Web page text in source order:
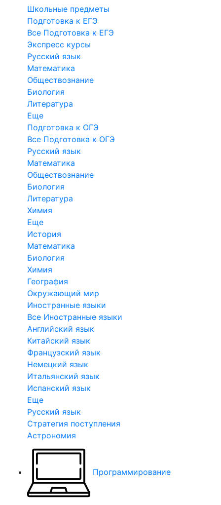
Школьные предметы
Подготовка к ЕГЭ
Все Подготовка к ЕГЭ
Экспресс курсы
Русский язык
Математика
Обществознание
Биология
Литература
Еще
Подготовка к ОГЭ
Все Подготовка к ОГЭ
Русский язык
Математика
Обществознание
Биология
Литература
Химия
Еще
История
Математика
Биология
Химия
География
Окружающий мир
Иностранные языки
Все Иностранные языки
Английский язык
Китайский язык
Французский язык
Немецкий язык
Итальянский язык
Испанский язык
Еще
Русский язык
Стратегия поступления
Астрономия
Программирование